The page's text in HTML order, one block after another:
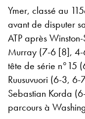
Ymer, classé au
avant de disputer
ATP après
Murray (7-6 [8], 4-
tête de série n°15
Ruusuvuori (6-3,
Sebastian Korda
parcours à